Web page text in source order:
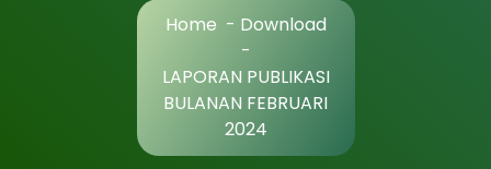
Home - Download
-
LAPORAN PUBLIKASI
BULANAN FEBRUARI
2024